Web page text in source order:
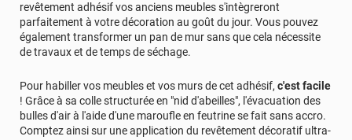
revêtement adhésif vos anciens meubles s'intègreront
parfaitement à votre décoration au goût du jour. Vous pouvez
également transformer un pan de mur sans que cela nécessite
de travaux et de temps de séchage.
Pour habiller vos meubles et vos murs de cet adhésif, c'est facile
! Grâce à sa colle structurée en "nid d'abeilles", l'évacuation des
bulles d'air à l'aide d'une maroufle en feutrine se fait sans accro.
Comptez ainsi sur une application du revêtement décoratif ultra-